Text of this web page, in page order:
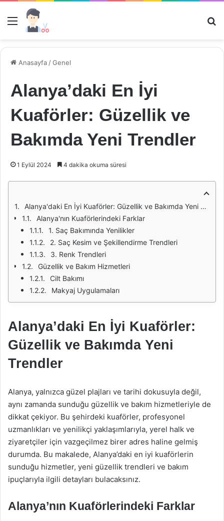
Menü
Anasayfa /Genel
Alanya’daki En İyi
Kuaförler: Güzellik ve
Bakımda Yeni Trendler
1 Eylül 2024 4 dakika okuma süresi
Alanya'daki En İyi Kuaförler: Güzellik ve Bakımda Yeni Trendler
Alanya'nın Kuaförlerindeki Farklar
1. Saç Bakımında Yenilikler
2. Saç Kesim ve Şekillendirme Trendleri
3. Renk Trendleri
Güzellik ve Bakım Hizmetleri
Cilt Bakımı
Makyaj Uygulamaları
Alanya’daki En İyi Kuaförler:
Güzellik ve Bakımda Yeni
Trendler
Alanya, yalnızca güzel plajları ve tarihi dokusuyla değil,
aynı zamanda sunduğu güzellik ve bakım hizmetleriyle de
dikkat çekiyor. Bu şehirdeki kuaförler, profesyonel
uzmanlıkları ve yenilikçi yaklaşımlarıyla, yerel halk ve
ziyaretçiler için vazgeçilmez birer adres haline gelmiş
durumda. Bu makalede, Alanya’daki en iyi kuaförlerin
sunduğu hizmetler, yeni güzellik trendleri ve bakım
ipuçlarıyla ilgili detayları bulacaksınız.
Alanya’nın Kuaförlerindeki Farklar